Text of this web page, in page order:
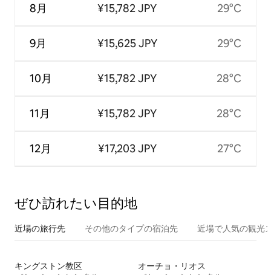
8月
9月
10月
11月
12月
¥15,782 JPY
¥15,625 JPY
¥15,782 JPY
¥15,782 JPY
¥17,203 JPY
29°C
29°C
28°C
28°C
27°C
ぜひ訪⁠れ⁠た⁠い目⁠的⁠地
近場の旅行先 その他のタ⁠イ⁠プ⁠の宿⁠泊⁠先 近場で人気の観光
キングストン教区
オーチョ・リオス